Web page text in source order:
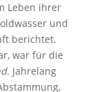
Leben ihrer
und
berichtet.
war für die
. Jahrelang